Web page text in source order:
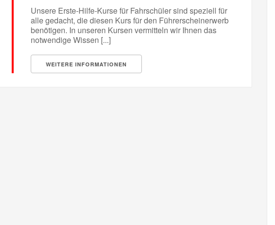
Unsere Erste-Hilfe-Kurse für Fahrschüler sind speziell für
alle gedacht, die diesen Kurs für den Führerscheinerwerb
benötigen. In unseren Kursen vermitteln wir Ihnen das
notwendige Wissen [...]
WEITERE INFORMATIONEN